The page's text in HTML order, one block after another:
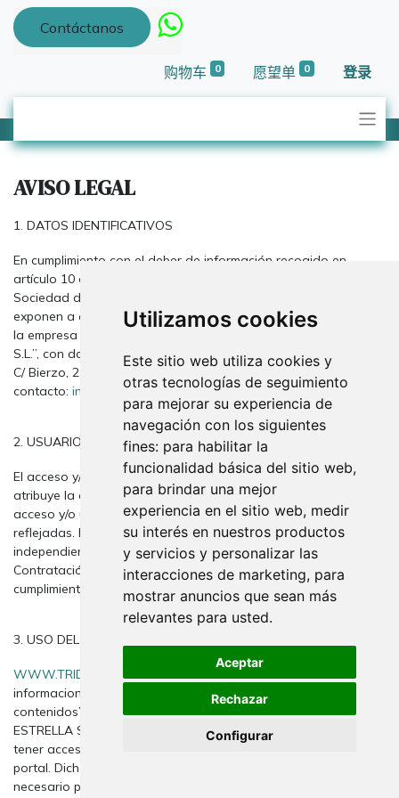
Utilizamos cookies
Este sitio web utiliza cookies y
otras tecnologías de seguimiento
para mejorar su experiencia de
navegación con los siguientes
fines: para habilitar la
funcionalidad básica del sitio web,
para brindar una mejor
experiencia en el sitio web, medir
su interés en nuestros productos
y servicios y personalizar las
interacciones de marketing, para
mostrar anuncios que sean más
relevantes para usted.
Aceptar
Rechazar
Configurar
Contáctanos
购物车 0 愿望单 0 登录
AVISO LEGAL
1. DATOS IDENTIFICATIVOS
En cumplimiento con el deber de información recogido en
artículo 10 de la Ley 34/2002, de 11 de julio, de Servicios de la
Sociedad de la Información y del Comercio Electrónico, se
exponen a continuación los datos identificativos de la empresa:
la empresa titular de dominio web es “SOL LUNA Y ESTRELLA
S.L.”, con domicilio a estos efectos en Fuenlabrada (C.P. 28947),
C/ Bierzo, 29 , Madrid, C.I.F.: B83635417. Correo electrónico de
contacto: info@tridecor.net, y teléfono 916422941.
2. USUARIOS
El acceso y/o uso de este portal de SOL LUNA Y ESTRELLA S.L.,
atribuye la condición de USUARIO, que acepta, desde dicho
acceso y/o uso, las Condiciones Generales de Uso aquí
reflejadas. Las citadas Condiciones serán de aplicación
independientemente de las Condiciones Generales de
Contratación que en su caso resulten de obligado
cumplimiento.
3. USO DEL PORTAL
WWW.TRIDECOR.NET
proporciona el acceso a multitud de
informaciones, servicios, programas o datos (en adelante, “los
contenidos”) en Internet pertenecientes a SOL LUNA Y
ESTRELLA S.L. o a sus licenciantes a los que el USUARIO pueda
tener acceso. El USUARIO asume la responsabilidad del uso del
portal. Dicha responsabilidad se extiende al registro que fuese
necesario para acceder a determinados servicios o contenidos.